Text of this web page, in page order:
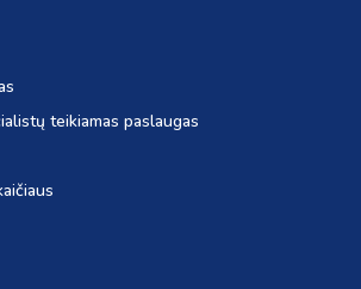
teikiamas paslaugas